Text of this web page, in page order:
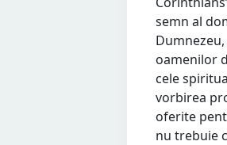
semn al
oamenilor
cele
vorbirea
oferite
nu trebuie